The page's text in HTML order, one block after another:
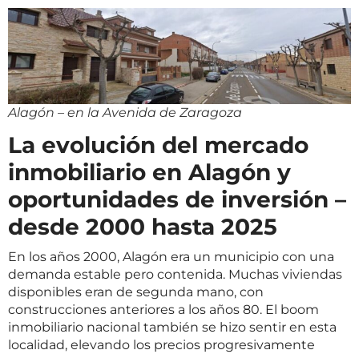
Alagón – en la Avenida de Zaragoza
La evolución del mercado
inmobiliario en Alagón y
oportunidades de inversión –
desde 2000 hasta 2025
En los años 2000, Alagón era un municipio con una
demanda estable pero contenida. Muchas viviendas
disponibles eran de segunda mano, con
construcciones anteriores a los años 80. El boom
inmobiliario nacional también se hizo sentir en esta
localidad, elevando los precios progresivamente